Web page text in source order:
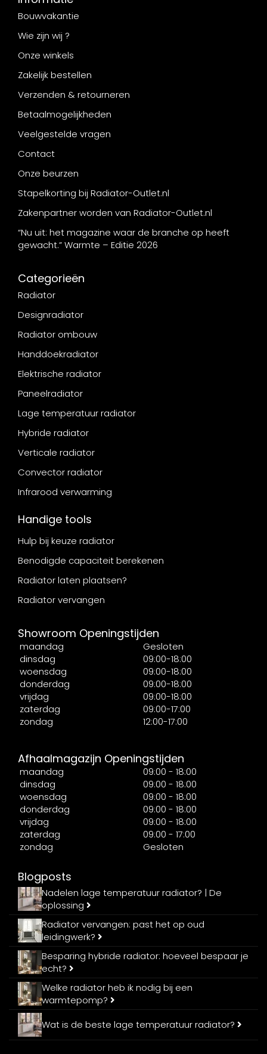
Bouwvakantie
Wie zijn wij ?
Onze winkels
Zakelijk bestellen
Verzenden & retourneren
Betaalmogelijkheden
Veelgestelde vragen
Contact
Onze beurzen
Stapelkorting bij Radiator-Outlet.nl
Zakenpartner worden van Radiator-Outlet.nl
“Nu uit: het magazine waar de branche op heeft
gewacht.” Warmte – Editie 2026
Categorieën
Radiator
Designradiator
Radiator ombouw
Handdoekradiator
Elektrische radiator
Paneelradiator
Lage temperatuur radiator
Hybride radiator
Verticale radiator
Convector radiator
Infrarood verwarming
Handige tools
Hulp bij keuze radiator
Benodigde capaciteit berekenen
Radiator laten plaatsen?
Radiator vervangen
Showroom Openingstijden
maandag
Gesloten
dinsdag
09:00-18:00
woensdag
09:00-18:00
donderdag
09:00-18:00
vrijdag
09:00-18:00
zaterdag
09:00-17:00
zondag
12:00-17:00
Afhaalmagazijn Openingstijden
maandag
09:00 - 18:00
dinsdag
09:00 - 18:00
woensdag
09:00 - 18:00
donderdag
09:00 - 18:00
vrijdag
09:00 - 18:00
zaterdag
09:00 - 17:00
zondag
Gesloten
Blogposts
Nadelen lage temperatuur radiator? | De
oplossing
Radiator vervangen: past het op oud
leidingwerk?
Besparing hybride radiator: hoeveel bespaar je
echt?
Welke radiator heb ik nodig bij een
warmtepomp?
Wat is de beste lage temperatuur radiator?